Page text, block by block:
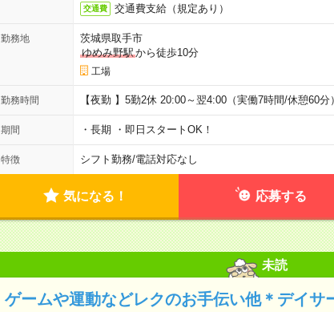
交通費 交通費支給（規定あり）
勤務地
茨城県取手市
ゆめみ野駅から徒歩10分
工場
勤務時間 【夜勤 】5勤2休 20:00～翌4:00（実働7時間/休憩60分）
期間 ・長期 ・即日スタートOK！
特徴 シフト勤務/電話対応なし
気になる！ 応募する
未読
ゲームや運動などレクのお手伝い他＊デイサ